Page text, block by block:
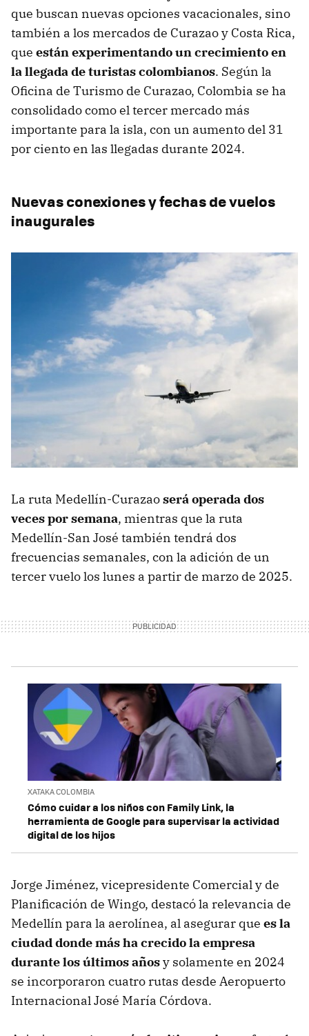
que buscan nuevas opciones vacacionales, sino
también a los mercados de Curazao y Costa Rica,
que están experimentando un crecimiento en
la llegada de turistas colombianos. Según la
Oficina de Turismo de Curazao, Colombia se ha
consolidado como el tercer mercado más
importante para la isla, con un aumento del 31
por ciento en las llegadas durante 2024.
Nuevas conexiones y fechas de vuelos
inaugurales
La ruta Medellín-Curazaoserá operada dos
veces por semana, mientras que la ruta
Medellín-San José también tendrá dos
frecuencias semanales, con la adición de un
tercer vuelo los lunes a partir de marzo de 2025.
XATAKA COLOMBIA
Cómo cuidar a los niños con Family Link, la
herramienta de Google para supervisar la actividad
digital de los hijos
Jorge Jiménez, vicepresidente Comercial y de
Planificación de Wingo, destacó la relevancia de
Medellín para la aerolínea, al asegurar que es la
ciudad donde más ha crecido la empresa
durante los últimos añosy solamente en 2024
se incorporaron cuatro rutas desde Aeropuerto
Internacional José María Córdova.